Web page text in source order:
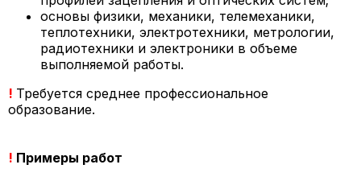
основы физики, механики, телемеханики,
теплотехники, электротехники, метрологии,
радиотехники и электроники в объеме
выполняемой работы.
! Требуется среднее профессиональное
образование.
! Примеры работ